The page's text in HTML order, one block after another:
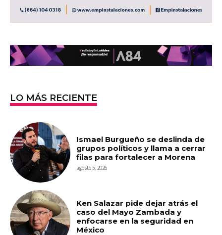
LO MÁS RECIENTE
Ismael Burgueño se deslinda de
grupos políticos y llama a cerrar
filas para fortalecer a Morena
agosto 5, 2026
Ken Salazar pide dejar atrás el
caso del Mayo Zambada y
enfocarse en la seguridad en
México